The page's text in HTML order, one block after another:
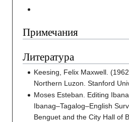
Примечания
Литература
Keesing, Felix Maxwell.
Northern Luzon. Stanford
Moses Esteban. Editing
Ibanag–Tagalog–English
Benguet and the City Hall of